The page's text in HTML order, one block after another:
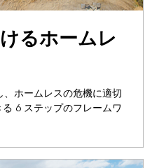
るホームレ
ホームレスの危機に適切
6 ステップのフレームワ